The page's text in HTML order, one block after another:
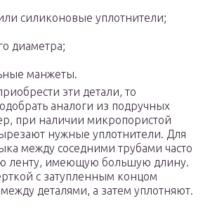
силиконовые уплотнители;
диаметра;
манжеты.
эти детали, то
аналоги из подручных
при наличии микропористой
нужные уплотнители. Для
между соседними трубами часто
ленту, имеющую большую длину.
с затупленным концом
деталями, а затем уплотняют.